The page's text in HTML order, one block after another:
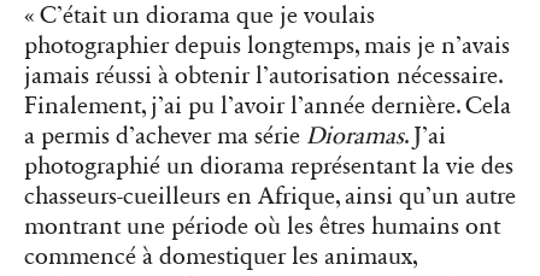
« C’était un diorama que je voulais
photographier depuis longtemps, mais je n’avais
jamais réussi à obtenir l’autorisation nécessaire.
Finalement, j’ai pu l’avoir l’année dernière. Cela
a permis d’achever ma série Dioramas. J’ai
photographié un diorama représentant la vie des
chasseurs-cueilleurs en Afrique, ainsi qu’un autre
montrant une période où les êtres humains ont
commencé à domestiquer les animaux,